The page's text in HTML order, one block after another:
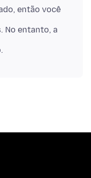
então você
No entanto, a